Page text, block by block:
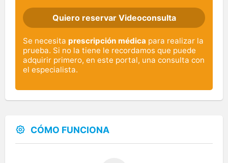
Quiero reservar Videoconsulta
Se necesita prescripción médica para realizar la
prueba. Si no la tiene le recordamos que puede
adquirir primero, en este portal, una consulta con
el especialista.
CÓMO FUNCIONA